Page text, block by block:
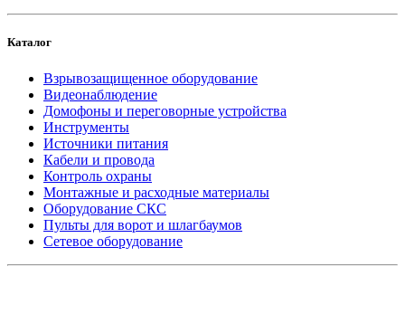
Каталог
Взрывозащищенное оборудование
Видеонаблюдение
Домофоны и переговорные устройства
Инструменты
Источники питания
Кабели и провода
Контроль охраны
Монтажные и расходные материалы
Оборудование СКС
Пульты для ворот и шлагбаумов
Сетевое оборудование